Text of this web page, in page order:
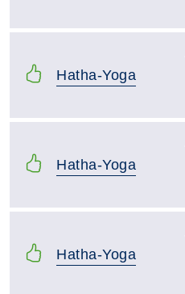
Hatha-Yoga
Hatha-Yoga
Hatha-Yoga